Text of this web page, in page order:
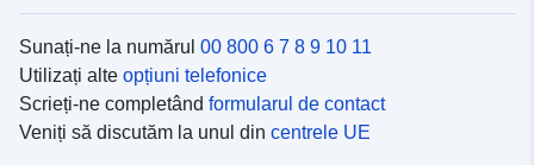
Sunați-ne la numărul 00 800 6 7 8 9 10 11
Utilizați alte opțiuni telefonice
Scrieți-ne completând formularul de contact
Veniți să discutăm la unul din centrele UE